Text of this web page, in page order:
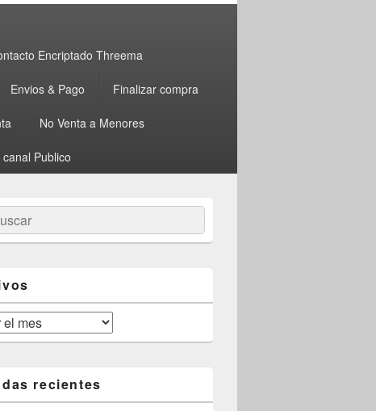
Encriptado Threema
Envios & Pago Finalizar compra
No Venta a Menores
Publico
recientes